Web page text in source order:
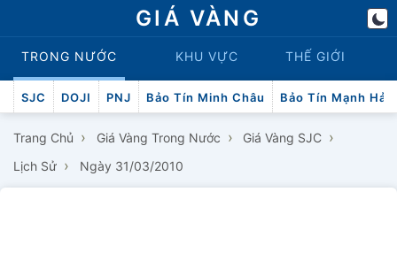
GIÁ VÀNG
TRONG NƯỚC KHU VỰC THẾ GIỚI
SJC DOJI PNJ Bảo Tín Minh Châu Bảo Tín Mạnh Hải
Trang Chủ › Giá Vàng Trong Nước › Giá Vàng SJC ›
Lịch Sử › Ngày 31/03/2010